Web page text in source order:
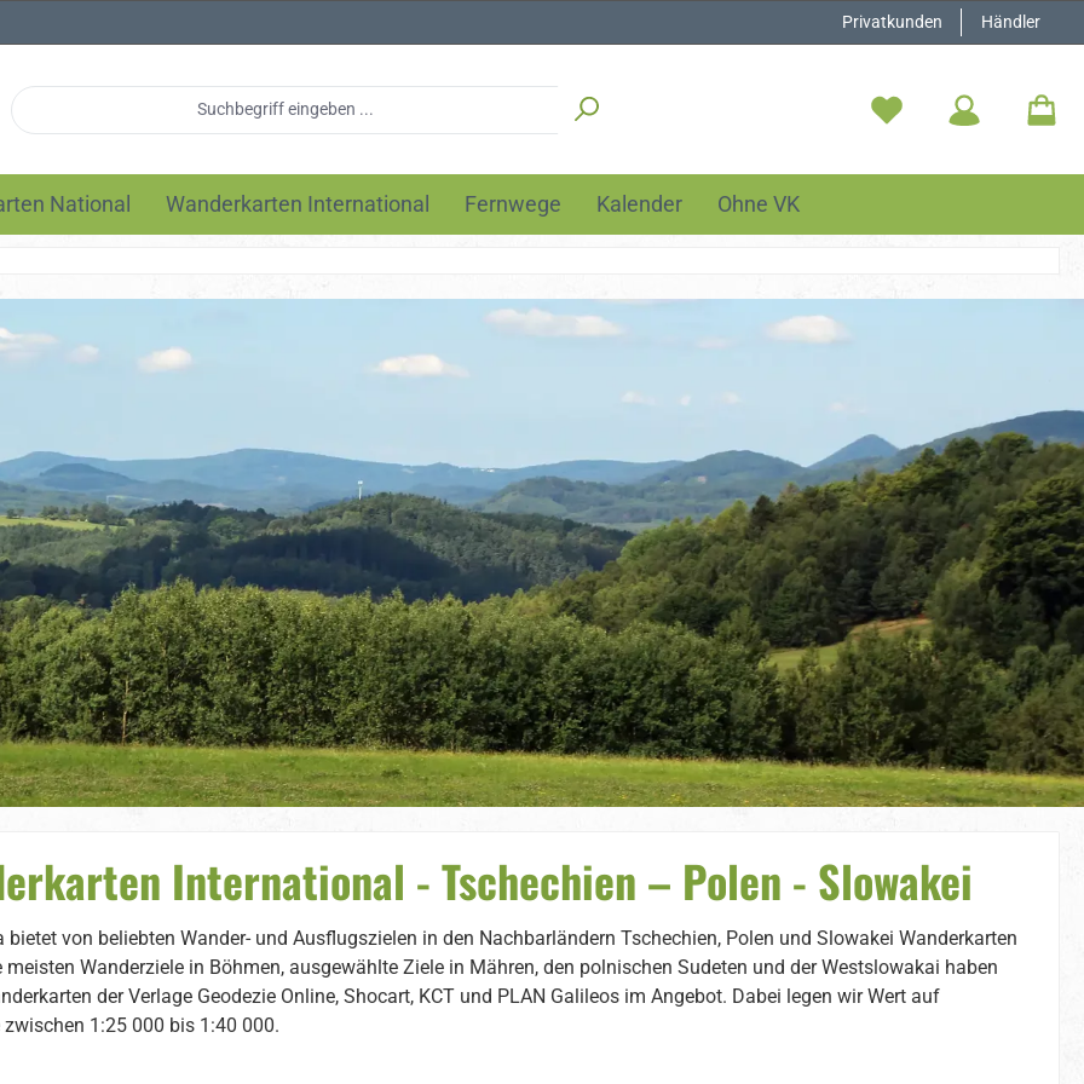
Privatkunden Händler
National Wanderkarten International Fernwege Kalender Ohne VK
International - Tschechien – Polen - Slowakei
bietet von beliebten Wander- und Ausflugszielen in den Nachbarländern Tschechien, Polen und Slowakei Wanderkarten
meisten Wanderziele in Böhmen, ausgewählte Ziele in Mähren, den polnischen Sudeten und der Westslowakai haben
der Verlage Geodezie Online, Shocart, KCT und PLAN Galileos im Angebot. Dabei legen wir Wert auf
1:25 000 bis 1:40 000.